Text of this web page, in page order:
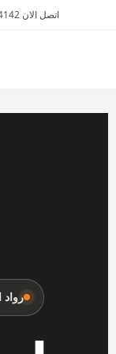
اتصل الان 0096655444142